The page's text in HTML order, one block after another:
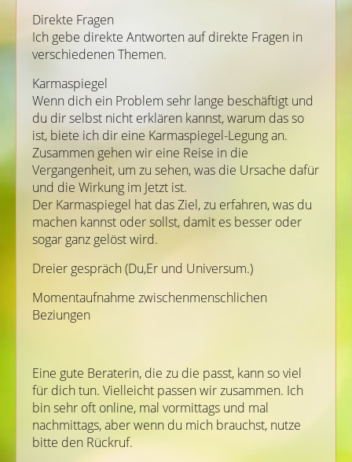
Direkte Fragen
Ich gebe direkte Antworten auf direkte Fragen in
verschiedenen Themen.
Karmaspiegel
Wenn dich ein Problem sehr lange beschäftigt und
du dir selbst nicht erklären kannst, warum das so
ist, biete ich dir eine Karmaspiegel-Legung an.
Zusammen gehen wir eine Reise in die
Vergangenheit, um zu sehen, was die Ursache dafür
und die Wirkung im Jetzt ist.
Der Karmaspiegel hat das Ziel, zu erfahren, was du
machen kannst oder sollst, damit es besser oder
sogar ganz gelöst wird.
Dreier gespräch (Du,Er und Universum.)
Momentaufnahme zwischenmenschlichen
Beziungen
Eine gute Beraterin, die zu die passt, kann so viel
für dich tun. Vielleicht passen wir zusammen. Ich
bin sehr oft online, mal vormittags und mal
nachmittags, aber wenn du mich brauchst, nutze
bitte den Rückruf.